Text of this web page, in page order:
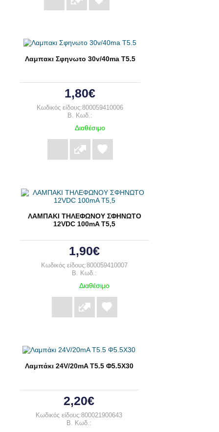
Λαμπακι Σφηνωτο 30v/40ma T5.5
1,80€
Κωδικός είδους:800059410006
B. Κωδ.:
Διαθέσιμο
ΛΑΜΠΑΚΙ ΤΗΛΕΦΩΝΟΥ ΣΦΗΝΩΤΟ
12VDC 100mA T5,5
1,90€
Κωδικός είδους:800059410007
B. Κωδ.:
Διαθέσιμο
Λαμπάκι 24V/20mA T5.5 Φ5.5Χ30
2,20€
Κωδικός είδους:800021900643
B. Κωδ.: